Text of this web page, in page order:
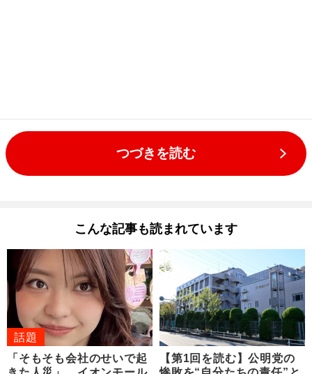
つづきを読む
こんな記事も読まれています
話題
「そもそも会社のせいで起
【第1回を読む】公明党の